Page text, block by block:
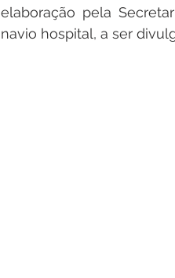
elaboração pela
navio hospital, a ser